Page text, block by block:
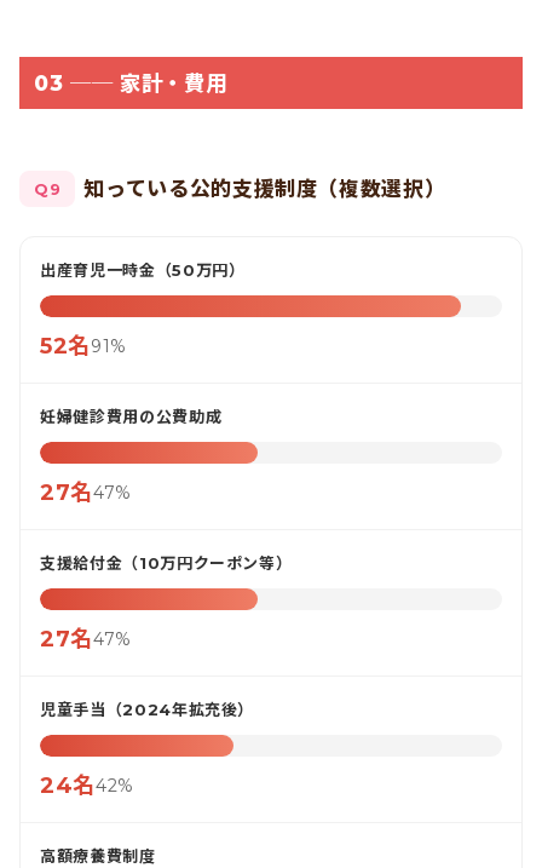
03 ── 家計・費用
Q9 知っている公的支援制度（複数選択）
出産育児一時金（50万円）
52名91%
妊婦健診費用の公費助成
27名47%
支援給付金（10万円クーポン等）
27名47%
児童手当（2024年拡充後）
24名42%
高額療養費制度